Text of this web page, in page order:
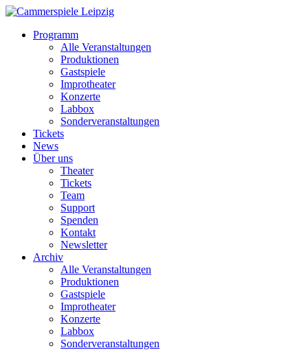
Programm
Alle Veranstaltungen
Produktionen
Gastspiele
Improtheater
Konzerte
Labbox
Sonderveranstaltungen
Tickets
News
Über uns
Theater
Tickets
Team
Support
Spenden
Kontakt
Newsletter
Archiv
Alle Veranstaltungen
Produktionen
Gastspiele
Improtheater
Konzerte
Labbox
Sonderveranstaltungen